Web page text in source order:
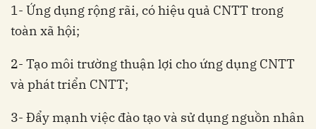
1- Ứng dụng rộng rãi, có hiệu quả CNTT trong
toàn xã hội;
2- Tạo môi trường thuận lợi cho ứng dụng CNTT
và phát triển CNTT;
3- Đẩy mạnh việc đào tạo và sử dụng nguồn nhân